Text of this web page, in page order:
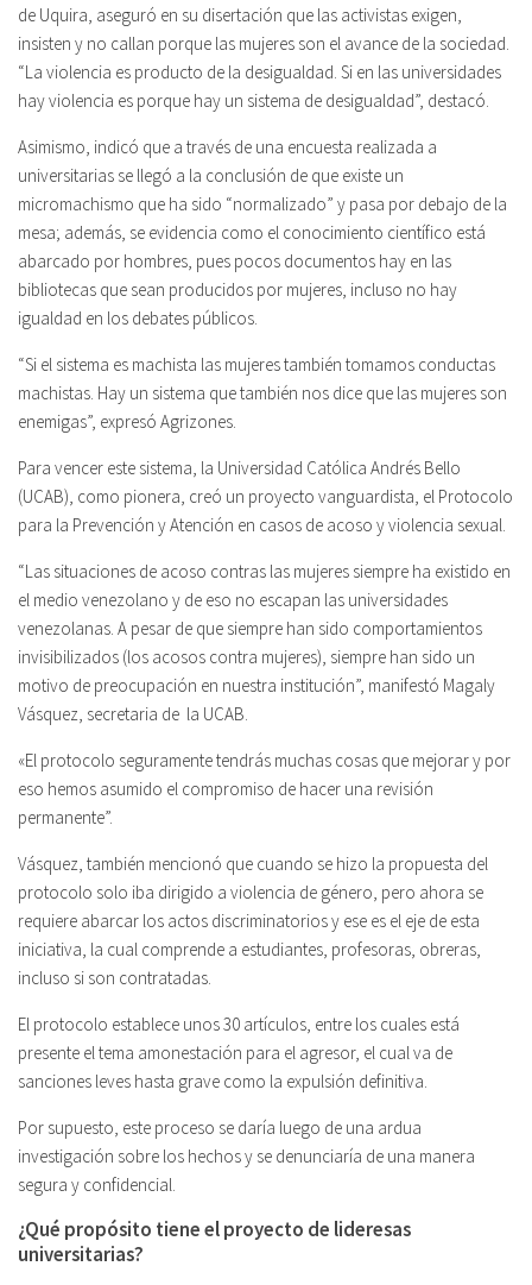
de Uquira, aseguró en su disertación que las activistas exigen,
insisten y no callan porque las mujeres son el avance de la sociedad.
“La violencia es producto de la desigualdad. Si en las universidades
hay violencia es porque hay un sistema de desigualdad”, destacó.
Asimismo, indicó que a través de una encuesta realizada a
universitarias se llegó a la conclusión de que existe un
micromachismo que ha sido “normalizado” y pasa por debajo de la
mesa; además, se evidencia como el conocimiento científico está
abarcado por hombres, pues pocos documentos hay en las
bibliotecas que sean producidos por mujeres, incluso no hay
igualdad en los debates públicos.
“Si el sistema es machista las mujeres también tomamos conductas
machistas. Hay un sistema que también nos dice que las mujeres son
enemigas”, expresó Agrizones.
Para vencer este sistema, la Universidad Católica Andrés Bello
(UCAB), como pionera, creó un proyecto vanguardista, el Protocolo
para la Prevención y Atención en casos de acoso y violencia sexual.
“Las situaciones de acoso contras las mujeres siempre ha existido en
el medio venezolano y de eso no escapan las universidades
venezolanas. A pesar de que siempre han sido comportamientos
invisibilizados (los acosos contra mujeres), siempre han sido un
motivo de preocupación en nuestra institución”, manifestó Magaly
Vásquez, secretaria de la UCAB.
«El protocolo seguramente tendrás muchas cosas que mejorar y por
eso hemos asumido el compromiso de hacer una revisión
permanente”.
Vásquez, también mencionó que cuando se hizo la propuesta del
protocolo solo iba dirigido a violencia de género, pero ahora se
requiere abarcar los actos discriminatorios y ese es el eje de esta
iniciativa, la cual comprende a estudiantes, profesoras, obreras,
incluso si son contratadas.
El protocolo establece unos 30 artículos, entre los cuales está
presente el tema amonestación para el agresor, el cual va de
sanciones leves hasta grave como la expulsión definitiva.
Por supuesto, este proceso se daría luego de una ardua
investigación sobre los hechos y se denunciaría de una manera
segura y confidencial.
¿Qué propósito tieneel proyecto de lideresas
universitarias?